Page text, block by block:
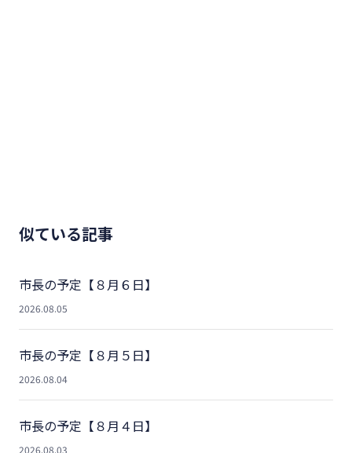
似ている記事
市長の予定【８月６日】
2026.08.05
市長の予定【８月５日】
2026.08.04
市長の予定【８月４日】
2026.08.03